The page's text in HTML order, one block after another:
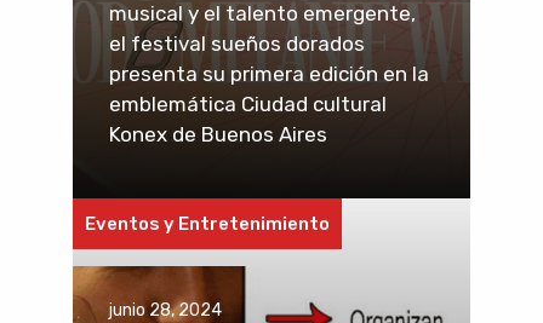
musical y el talento emergente,
el festival sueños dorados
presenta su primera edición en la
emblemática Ciudad cultural
Konex de Buenos Aires
Eventos y Entretenimiento
junio 28, 2024